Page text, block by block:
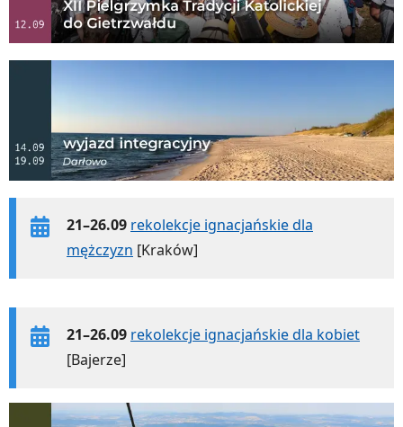
21–26.09 rekolekcje ignacjańskie dla
mężczyzn [Kraków]
21–26.09 rekolekcje ignacjańskie dla kobiet
[Bajerze]